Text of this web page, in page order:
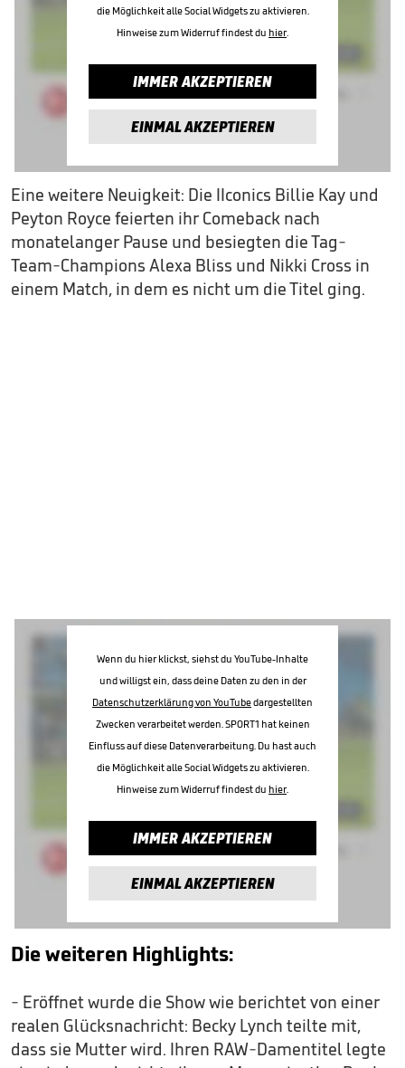
die Möglichkeit alle Social Widgets zu aktivieren.
Hinweise zum Widerruf findest du hier.
IMMER AKZEPTIEREN
EINMAL AKZEPTIEREN
Eine weitere Neuigkeit: Die IIconics Billie Kay und
Peyton Royce feierten ihr Comeback nach
monatelanger Pause und besiegten die Tag-
Team-Champions Alexa Bliss und Nikki Cross in
einem Match, in dem es nicht um die Titel ging.
Wenn du hier klickst, siehst du YouTube-Inhalte
und willigst ein, dass deine Daten zu den in der
Datenschutzerklärung von YouTubedargestellten
Zwecken verarbeitet werden. SPORT1 hat keinen
Einfluss auf diese Datenverarbeitung. Du hast auch
die Möglichkeit alle Social Widgets zu aktivieren.
Hinweise zum Widerruf findest du hier.
IMMER AKZEPTIEREN
EINMAL AKZEPTIEREN
Die weiteren Highlights:
- Eröffnet wurde die Show wie berichtet von einer
realen Glücksnachricht: Becky Lynch teilte mit,
dass sie Mutter wird. Ihren RAW-Damentitel legte